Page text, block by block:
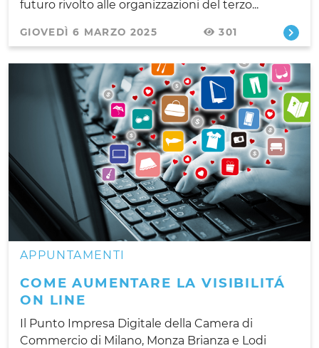
futuro rivolto alle organizzazioni del terzo...
GIOVEDÌ 6 MARZO 2025 301
APPUNTAMENTI
COME AUMENTARE LA VISIBILITÁ
ON LINE
Il Punto Impresa Digitale della Camera di
Commercio di Milano, Monza Brianza e Lodi